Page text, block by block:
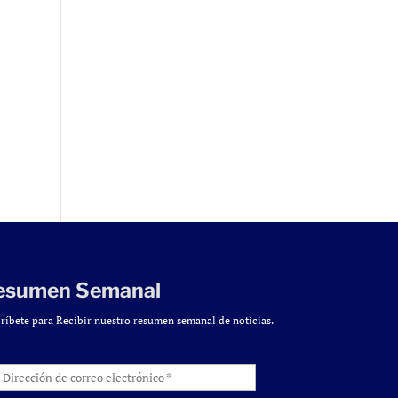
Semanal
para Recibir nuestro resumen semanal de noticias.